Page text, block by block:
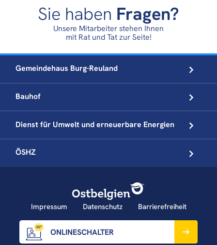
Sie haben Fragen?
Unsere Mitarbeiter stehen Ihnen
mit Rat und Tat zur Seite!
Gemeindehaus Burg-Reuland
Bauhof
Dienst für Umwelt underneuerbare Energien
ÖSHZ
Impressum Datenschutz Barrierefreiheit
ONLINESCHALTER